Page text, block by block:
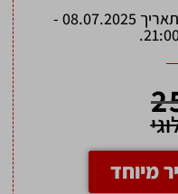
הסדנה מתקיימת בהרצליה בתאריך 08.07.2025 -
מיוחד